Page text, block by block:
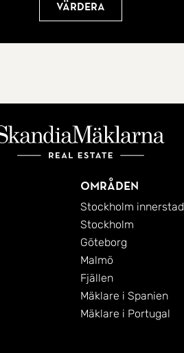
Värdera
Områden
Stockholm innerstad
Stockholm
Göteborg
Malmö
Fjällen
Mäklare i Spanien
Mäklare i Portugal